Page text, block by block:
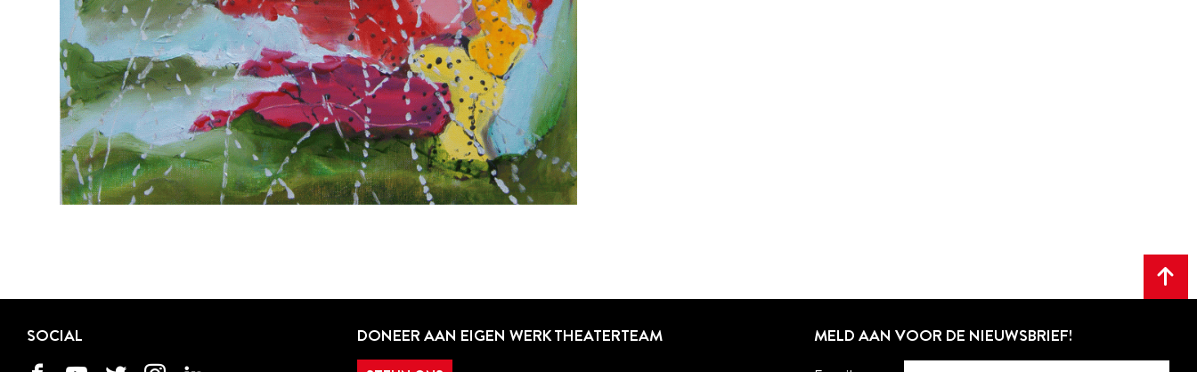
het
SOCIAL DONEER AAN EIGEN WERK THEATERTEAM MELD AAN VOOR DE NIEUWSBRIEF!